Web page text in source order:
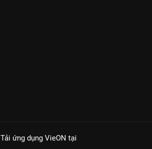
Tải ứng dụng VieON tại